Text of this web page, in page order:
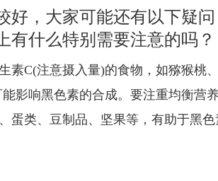
好，大家可能还有以下疑问
有什么特别需要注意的吗？
素C(注意摄入量)的食物，如猕猴桃
影响黑色素的合成。要注重均衡营养
蛋类、豆制品、坚果等，有助于黑色